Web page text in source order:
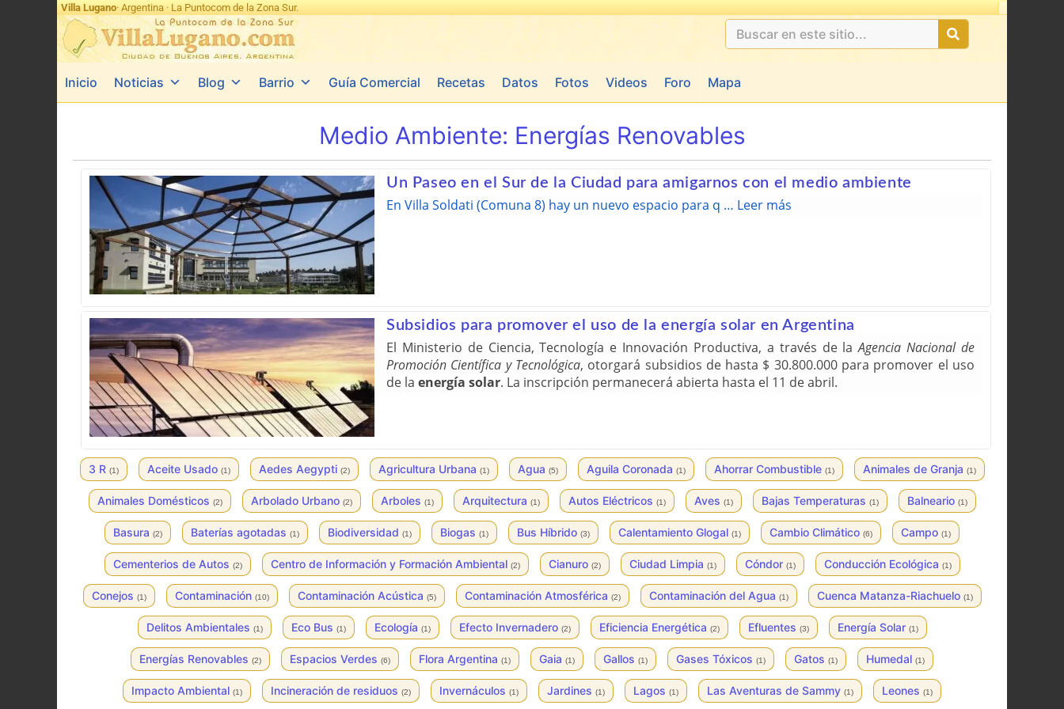
Villa Lugano· Argentina · La Puntocom de la Zona Sur.
Inicio Noticias Blog Barrio Guía Comercial Recetas Datos Fotos Videos Foro Mapa
Medio Ambiente: Energías Renovables
Un Paseo en el Sur de la Ciudad para amigarnos con el medio ambiente
En Villa Soldati (Comuna 8) hay un nuevo espacio para q … Leer más
Subsidios para promover el uso de la energía solar en Argentina
El Ministerio de Ciencia, Tecnología e Innovación Productiva, a través de laAgencia Nacional de
Promoción Científica y Tecnológica, otorgará subsidios de hasta $ 30.800.000 para promover el uso
de la energía solar. La inscripción permanecerá abierta hasta el 11 de abril.
3 R (1) Aceite Usado (1) Aedes Aegypti (2) Agricultura Urbana (1) Agua (5) Aguila Coronada (1) Ahorrar Combustible (1) Animales de Granja (1)
Animales Domésticos (2) Arbolado Urbano (2) Arboles (1) Arquitectura (1) Autos Eléctricos (1) Aves (1) Bajas Temperaturas (1) Balneario (1)
Basura (2) Baterías agotadas (1) Biodiversidad (1) Biogas (1) Bus Híbrido (3) Calentamiento Glogal (1) Cambio Climático (6) Campo (1)
Cementerios de Autos (2) Centro de Información y Formación Ambiental (2) Cianuro (2) Ciudad Limpia (1) Cóndor (1) Conducción Ecológica (1)
Conejos (1) Contaminación (10) Contaminación Acústica (5) Contaminación Atmosférica (2) Contaminación del Agua (1) Cuenca Matanza-Riachuelo (1)
Delitos Ambientales (1) Eco Bus (1) Ecología (1) Efecto Invernadero (2) Eficiencia Energética (2) Efluentes (3) Energía Solar (1)
Energías Renovables (2) Espacios Verdes (6) Flora Argentina (1) Gaia (1) Gallos (1) Gases Tóxicos (1) Gatos (1) Humedal (1)
Impacto Ambiental (1) Incineración de residuos (2) Invernáculos (1) Jardines (1) Lagos (1) Las Aventuras de Sammy (1) Leones (1)